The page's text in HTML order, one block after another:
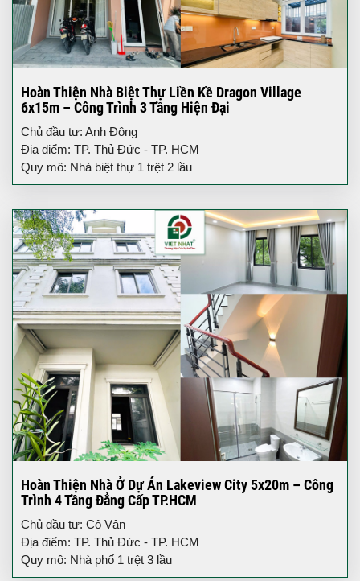
Hoàn Thiện Nhà Biệt Thự Liền Kề Dragon Village
6x15m – Công Trình 3 Tầng Hiện Đại
Chủ đầu tư: Anh Đông
Địa điểm: TP. Thủ Đức - TP. HCM
Quy mô: Nhà biệt thự 1 trệt 2 lầu
Hoàn Thiện Nhà Ở Dự Án Lakeview City 5x20m – Công
Trình 4 Tầng Đẳng Cấp TP.HCM
Chủ đầu tư: Cô Vân
Địa điểm: TP. Thủ Đức - TP. HCM
Quy mô: Nhà phố 1 trệt 3 lầu